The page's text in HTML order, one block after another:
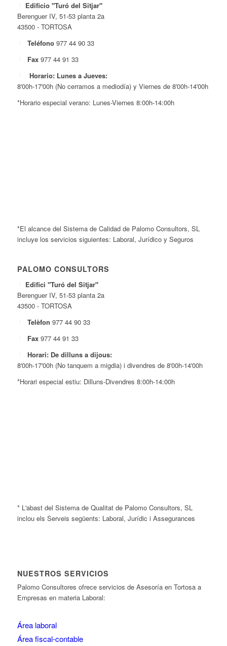
Edificio "Turó del Sitjar"
Berenguer IV, 51-53 planta 2a
43500 - TORTOSA
Teléfono 977 44 90 33
Fax 977 44 91 33
Horario: Lunes a Jueves:
8'00h-17'00h (No cerramos a mediodía) y Viernes de 8'00h-14'00h
*Horario especial verano: Lunes-Viernes 8:00h-14:00h
*El alcance del Sistema de Calidad de Palomo Consultors, SL
incluye los servicios siguientes: Laboral, Jurídico y Seguros
PALOMO CONSULTORS
Edifici "Turó del Sitjar"
Berenguer IV, 51-53 planta 2a
43500 - TORTOSA
Telèfon 977 44 90 33
Fax 977 44 91 33
Horari: De dilluns a dijous:
8'00h-17'00h (No tanquem a migdia) i divendres de 8'00h-14'00h
*Horari especial estiu: Dilluns-Divendres 8:00h-14:00h
* L'abast del Sistema de Qualitat de Palomo Consultors, SL
inclou els Serveis següents: Laboral, Jurídic i Assegurances
NUESTROS SERVICIOS
Palomo Consultores ofrece servicios de Asesoría en Tortosa a
Empresas en materia Laboral:
Área laboral
Área fiscal-contable